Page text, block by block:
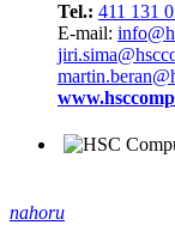
Tel.: 411 131
E-mail:
nahoru